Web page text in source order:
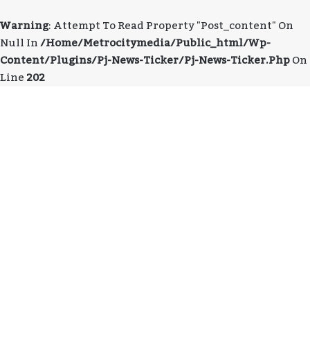
Warning: Attempt To Read Property "post_content" On
Null In/home/metrocitymedia/public_html/wp-
Content/plugins/pj-News-Ticker/pj-News-Ticker.phpOn
Line202